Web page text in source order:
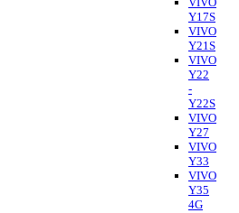
Y17S
VIVO
Y21S
VIVO
Y22
-
Y22S
VIVO
Y27
VIVO
Y33
VIVO
Y35
4G